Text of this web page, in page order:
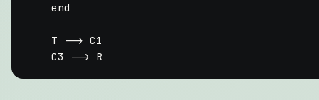
    end
    T --> C1